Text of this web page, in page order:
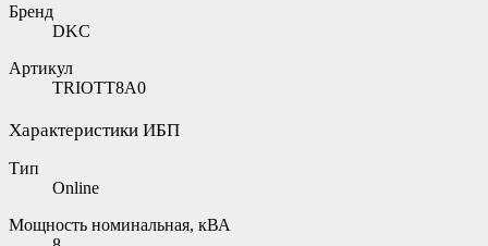
Бренд
DKC
Артикул
TRIOTT8A0
Характеристики ИБП
Тип
Online
Мощность номинальная, кВА